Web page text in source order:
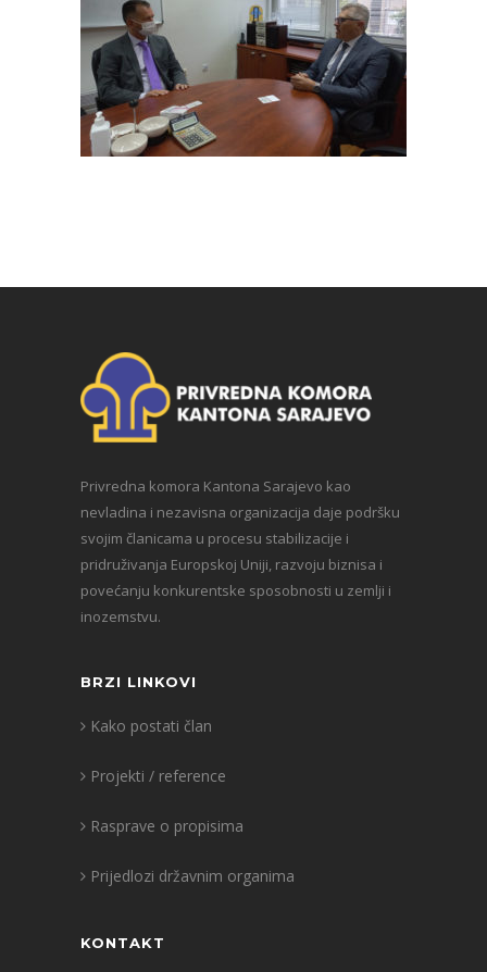
Privredna komora Kantona Sarajevo kao
nevladina i nezavisna organizacija daje podršku
svojim članicama u procesu stabilizacije i
pridruživanja Europskoj Uniji, razvoju biznisa i
povećanju konkurentske sposobnosti u zemlji i
inozemstvu.
BRZI LINKOVI
Kako postati član
Projekti / reference
Rasprave o propisima
Prijedlozi državnim organima
KONTAKT